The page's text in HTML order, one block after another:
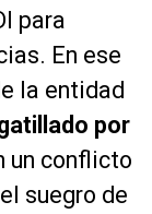
para
En ese
la entidad
por
un conflicto
suegro de